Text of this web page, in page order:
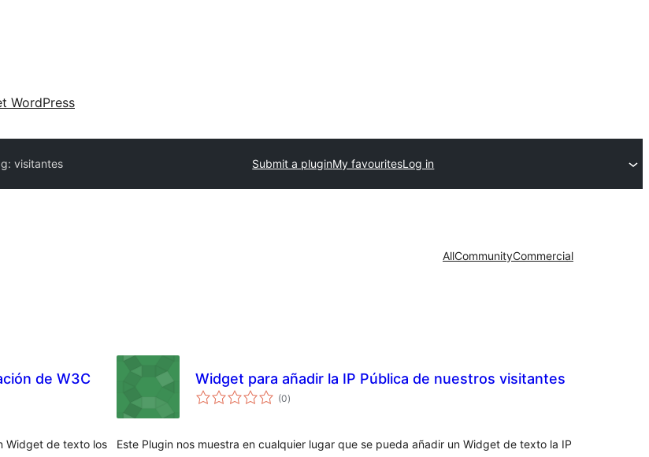
WordPress
visitantes Submit a pluginMy favouritesLog in
AllCommunityCommercial
de W3C
Widget de texto los
Widget para añadir la IP Pública de nuestros visitantes
(0total
ratings
)
Este Plugin nos muestra en cualquier lugar que se pueda añadir un Widget de texto la IP